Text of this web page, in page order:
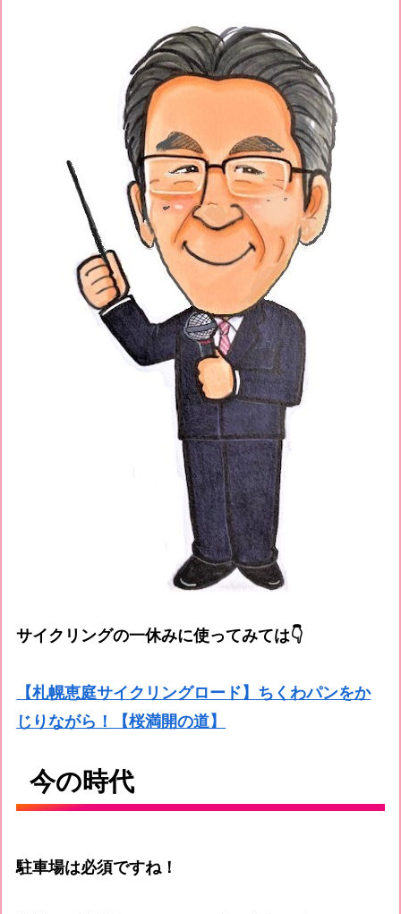
サイクリングの一休みに使ってみては👇
【札幌恵庭サイクリングロード】ちくわパンをか
じりながら！【桜満開の道】
今の時代
駐車場は必須ですね！